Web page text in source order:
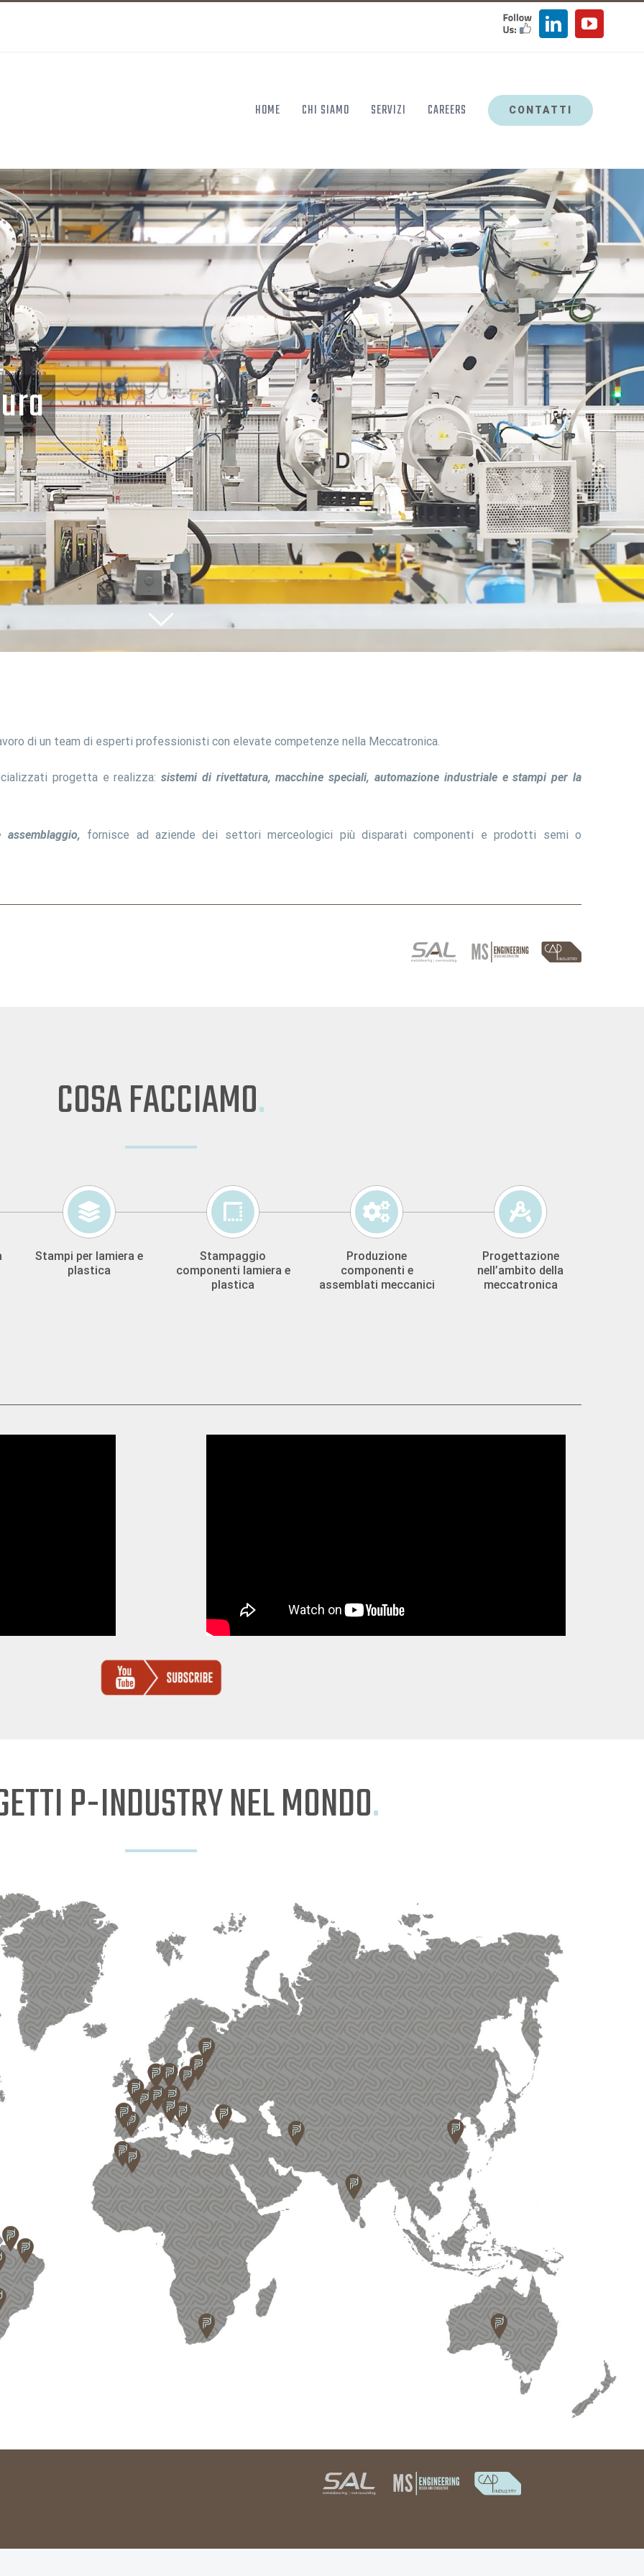
FOLLOW
US
LinkedIn
HOME CHI SIAMO SERVIZI CAREERS CONTATTI
di un team di esperti professionisti con elevate competenze nella Meccatronica.
progetta e realizza:sistemi di rivettatura, macchine speciali, automazione industriale e stampi per la
fornisce ad aziende dei settori merceologici più disparati componenti e prodotti semi o
COSA FACCIAMO.
Stampi per lamiera e
plastica
Stampaggio
componenti lamiera e
plastica
Produzione
componenti e
assemblati meccanici
Progettazione
nell’ambito della
meccatronica
P-INDUSTRY NEL MONDO.